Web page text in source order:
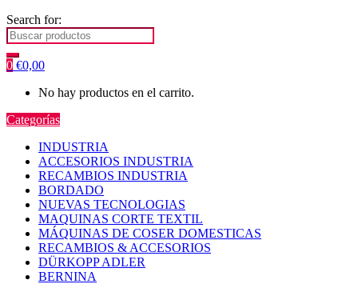
Search for:
0 €0,00
No hay productos en el carrito.
Categorías
INDUSTRIA
ACCESORIOS INDUSTRIA
RECAMBIOS INDUSTRIA
BORDADO
NUEVAS TECNOLOGIAS
MAQUINAS CORTE TEXTIL
MÁQUINAS DE COSER DOMESTICAS
RECAMBIOS & ACCESORIOS
DÜRKOPP ADLER
BERNINA